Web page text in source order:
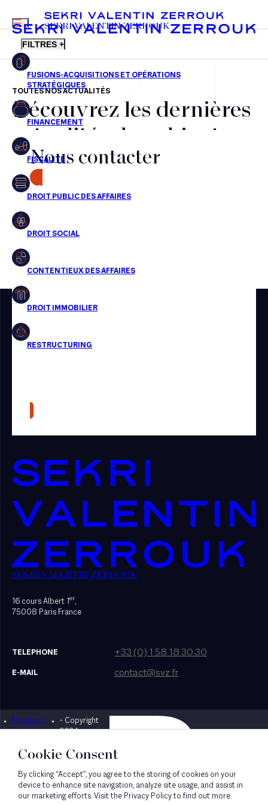
FR EN
MENU
SEKRI VALENTIN ZERROUK
FILTRES +
Fusions-acquisitions et opérations stratégiques
Financement
Fiscalité
Droit public des affaires
Droit social
Droit immobilier
Restructuring
Presse
TOUTES NOS ACTUALITÉS
Découvrez les dernières
actualités du cabinet,
nos récompenses et nos
transactions, jour après
jour
Aucun résultats pour cette recherche
Nous contacter
SEKRI VALENTIN ZERROUK
16 cours Albert 1er,
75008 Paris France
TELEPHONE +33 (0) 1 58 18 30 30
E-MAIL contact@svz.fr
Mentions
légales
- Copyright
2024
Designed by Bonhomme
Cookie Consent
By clicking “Accept”, you agree to the storing of cookies on your
device to enhance site navigation, analyze site usage, and assist in
our marketing efforts. Visit the Privacy Policy to find out more.